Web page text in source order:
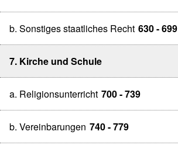
b. Sonstiges staatliches Recht 630 - 699
7. Kirche und Schule
a. Religionsunterricht 700 - 739
b. Vereinbarungen 740 - 779